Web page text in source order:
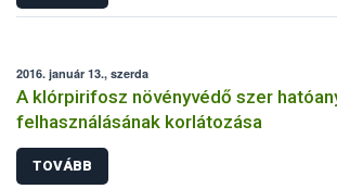
2016. január 13., szerda
A klórpirifosz növényvédő szer
felhasználásának korlátozása
TOVÁBB